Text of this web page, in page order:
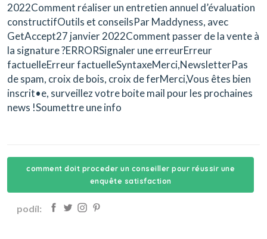
2022Comment réaliser un entretien annuel d’évaluation
constructifOutils et conseilsPar Maddyness, avec
GetAccept27 janvier 2022Comment passer de la vente à
la signature ?ERRORSignaler une erreurErreur
factuelleErreur factuelleSyntaxeMerci,NewsletterPas
de spam, croix de bois, croix de ferMerci,Vous êtes bien
inscrit•e, surveillez votre boite mail pour les prochaines
news !Soumettre une info
comment doit proceder un conseiller pour réussir une
enquête satisfaction
podíl: